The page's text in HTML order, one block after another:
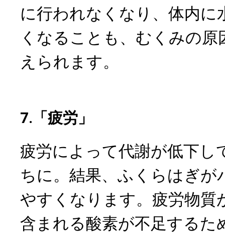
に行われなくなり、体内に
くなることも、むくみの
えられます。
7.「疲労」
疲労によって代謝が低下し
ちに。結果、ふくらはぎが
やすくなります。疲労物質
含まれる酸素が不足するた